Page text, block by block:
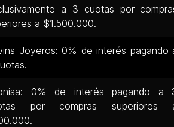
a 3 cuotas por
a $1.500.000.
Joyeros: 0% de interés pagando
0% de interés pagando a
por compras superiores